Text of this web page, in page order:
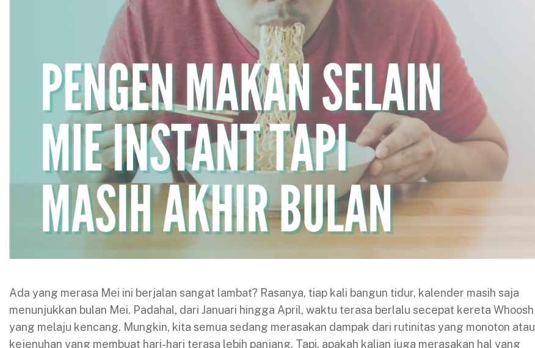
Ada yang merasa Mei ini berjalan sangat lambat? Rasanya, tiap kali bangun tidur, kalender masih saja
menunjukkan bulan Mei. Padahal, dari Januari hingga April, waktu terasa berlalu secepat kereta Whoosh
yang melaju kencang. Mungkin, kita semua sedang merasakan dampak dari rutinitas yang monoton atau
kejenuhan yang membuat hari-hari terasa lebih panjang. Tapi, apakah kalian juga merasakan hal yang